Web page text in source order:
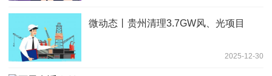
微动态丨贵州清理3.7GW风、光项目
2025-12-30